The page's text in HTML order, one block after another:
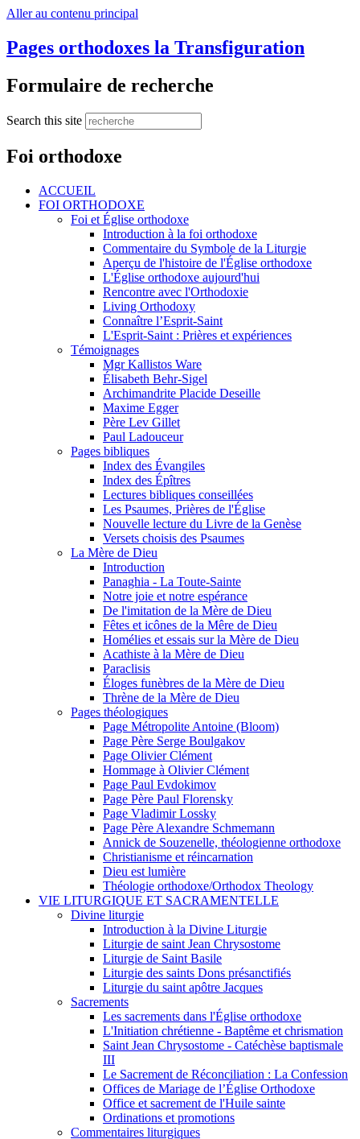
Aller au contenu principal
Pages orthodoxes la Transfiguration
Formulaire de recherche
Search this site
Foi orthodoxe
ACCUEIL
FOI ORTHODOXE
Foi et Église orthodoxe
Introduction à la foi orthodoxe
Commentaire du Symbole de la Liturgie
Aperçu de l'histoire de l'Église orthodoxe
L'Église orthodoxe aujourd'hui
Rencontre avec l'Orthodoxie
Living Orthodoxy
Connaître l’Esprit-Saint
L'Esprit-Saint : Prières et expériences
Témoignages
Mgr Kallistos Ware
Élisabeth Behr-Sigel
Archimandrite Placide Deseille
Maxime Egger
Père Lev Gillet
Paul Ladouceur
Pages bibliques
Index des Évangiles
Index des Épîtres
Lectures bibliques conseillées
Les Psaumes, Prières de l'Église
Nouvelle lecture du Livre de la Genèse
Versets choisis des Psaumes
La Mère de Dieu
Introduction
Panaghia - La Toute-Sainte
Notre joie et notre espérance
De l'imitation de la Mère de Dieu
Fêtes et icônes de la Mêre de Dieu
Homélies et essais sur la Mère de Dieu
Acathiste à la Mère de Dieu
Paraclisis
Éloges funèbres de la Mère de Dieu
Thrène de la Mère de Dieu
Pages théologiques
Page Métropolite Antoine (Bloom)
Page Père Serge Boulgakov
Page Olivier Clément
Hommage à Olivier Clément
Page Paul Evdokimov
Page Père Paul Florensky
Page Vladimir Lossky
Page Père Alexandre Schmemann
Annick de Souzenelle, théologienne orthodoxe
Christianisme et réincarnation
Dieu est lumière
Théologie orthodoxe/Orthodox Theology
VIE LITURGIQUE ET SACRAMENTELLE
Divine liturgie
Introduction à la Divine Liturgie
Liturgie de saint Jean Chrysostome
Liturgie de Saint Basile
Liturgie des saints Dons présanctifiés
Liturgie du saint apôtre Jacques
Sacrements
Les sacrements dans l'Église orthodoxe
L'Initiation chrétienne - Baptême et chrismation
Saint Jean Chrysostome - Catéchèse baptismale
III
Le Sacrement de Réconciliation : La Confession
Offices de Mariage de l’Église Orthodoxe
Office et sacrement de l'Huile sainte
Ordinations et promotions
Commentaires liturgiques